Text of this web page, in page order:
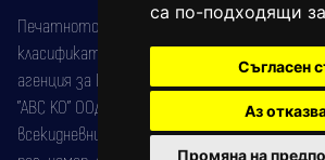
са по-подходящи
Съгласен
Аз
Промяна на
Печатното издание на вестника е
класификатор на печатните издания
агенция за ISSN) под номер: ISSN 1312-4722.
"АВС КО" ООД е притежател на марката:
всекидневник на югозападна България, със